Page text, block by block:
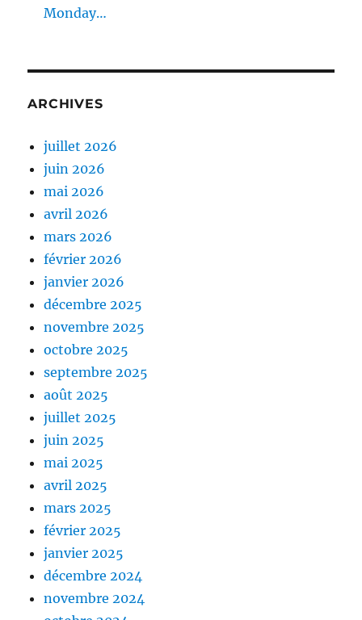
Monday…
ARCHIVES
juillet 2026
juin 2026
mai 2026
avril 2026
mars 2026
février 2026
janvier 2026
décembre 2025
novembre 2025
octobre 2025
septembre 2025
août 2025
juillet 2025
juin 2025
mai 2025
avril 2025
mars 2025
février 2025
janvier 2025
décembre 2024
novembre 2024